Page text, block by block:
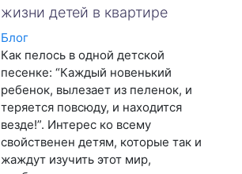
жизни детей в квартире
Блог
Как пелось в одной детской
песенке: “Каждый новенький
ребенок, вылезает из пеленок, и
теряется повсюду, и находится
везде!”. Интерес ко всему
свойственен детям, которые так и
жаждут изучить этот мир,